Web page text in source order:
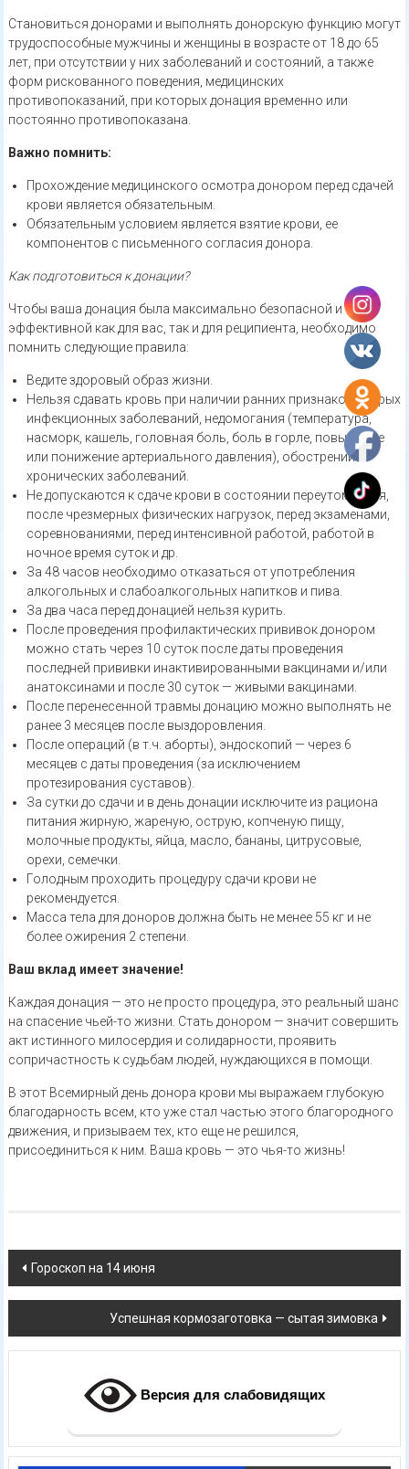
Становиться донорами и выполнять донорскую функцию могут
трудоспособные мужчины и женщины в возрасте от 18 до 65
лет, при отсутствии у них заболеваний и состояний, а также
форм рискованного поведения, медицинских
противопоказаний, при которых донация временно или
постоянно противопоказана.
Важно помнить:
Прохождение медицинского осмотра донором перед сдачей
крови является обязательным.
Обязательным условием является взятие крови, ее
компонентов с письменного согласия донора.
Как подготовиться к донации?
Чтобы ваша донация была максимально безопасной и
эффективной как для вас, так и для реципиента, необходимо
помнить следующие правила:
Ведите здоровый образ жизни.
Нельзя сдавать кровь при наличии ранних признаков острых
инфекционных заболеваний, недомогания (температура,
насморк, кашель, головная боль, боль в горле, повышение
или понижение артериального давления), обострении
хронических заболеваний.
Не допускаются к сдаче крови в состоянии переутомления,
после чрезмерных физических нагрузок, перед экзаменами,
соревнованиями, перед интенсивной работой, работой в
ночное время суток и др.
За 48 часов необходимо отказаться от употребления
алкогольных и слабоалкогольных напитков и пива.
За два часа перед донацией нельзя курить.
После проведения профилактических прививок донором
можно стать через 10 суток после даты проведения
последней прививки инактивированными вакцинами и/или
анатоксинами и после 30 суток — живыми вакцинами.
После перенесенной травмы донацию можно выполнять не
ранее 3 месяцев после выздоровления.
После операций (в т.ч. аборты), эндоскопий — через 6
месяцев с даты проведения (за исключением
протезирования суставов).
За сутки до сдачи и в день донации исключите из рациона
питания жирную, жареную, острую, копченую пищу,
молочные продукты, яйца, масло, бананы, цитрусовые,
орехи, семечки.
Голодным проходить процедуру сдачи крови не
рекомендуется.
Масса тела для доноров должна быть не менее 55 кг и не
более ожирения 2 степени.
Ваш вклад имеет значение!
Каждая донация — это не просто процедура, это реальный шанс
на спасение чьей-то жизни. Стать донором — значит совершить
акт истинного милосердия и солидарности, проявить
сопричастность к судьбам людей, нуждающихся в помощи.
В этот Всемирный день донора крови мы выражаем глубокую
благодарность всем, кто уже стал частью этого благородного
движения, и призываем тех, кто еще не решился,
присоединиться к ним. Ваша кровь — это чья-то жизнь!
Навигация
по
записям
Гороскоп на 14 июня
Успешная кормозаготовка — сытая зимовка
Версия для слабовидящих